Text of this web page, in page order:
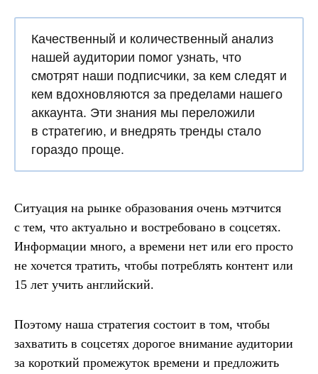
Качественный и количественный анализ
нашей аудитории помог узнать, что
смотрят наши подписчики, за кем следят и
кем вдохновляются за пределами нашего
аккаунта. Эти знания мы переложили
в стратегию, и внедрять тренды стало
гораздо проще.
Ситуация на рынке образования очень мэтчится
с тем, что актуально и востребовано в соцсетях.
Информации много, а времени нет или его просто
не хочется тратить, чтобы потреблять контент или
15 лет учить английский.
Поэтому наша стратегия состоит в том, чтобы
захватить в соцсетях дорогое внимание аудитории
за короткий промежуток времени и предложить